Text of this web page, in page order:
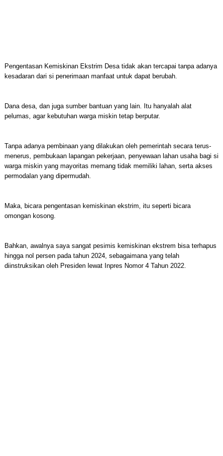
Pengentasan Kemiskinan Ekstrim Desa tidak akan tercapai tanpa adanya
kesadaran dari si penerimaan manfaat untuk dapat berubah.
Dana desa, dan juga sumber bantuan yang lain. Itu hanyalah alat
pelumas, agar kebutuhan warga miskin tetap berputar.
Tanpa adanya pembinaan yang dilakukan oleh pemerintah secara terus-
menerus, pembukaan lapangan pekerjaan, penyewaan lahan usaha bagi si
warga miskin yang mayoritas memang tidak memiliki lahan, serta akses
permodalan yang dipermudah.
Maka, bicara pengentasan kemiskinan ekstrim, itu seperti bicara
omongan kosong.
Bahkan, awalnya saya sangat pesimis kemiskinan ekstrem bisa terhapus
hingga nol persen pada tahun 2024, sebagaimana yang telah
diinstruksikan oleh Presiden lewat Inpres Nomor 4 Tahun 2022.